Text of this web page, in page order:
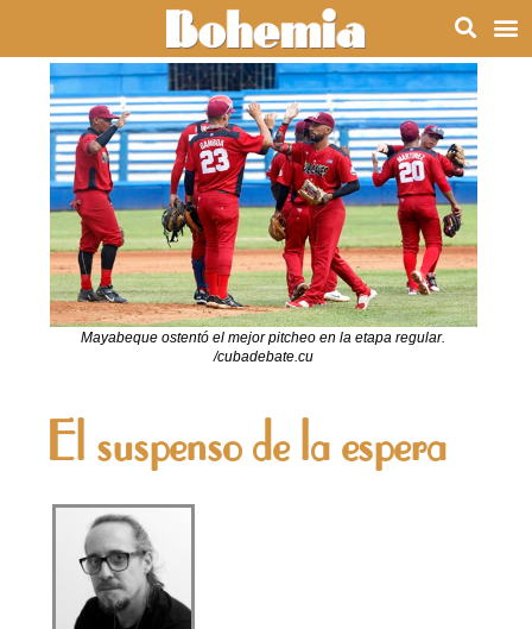
Mayabeque ostentó el mejor pitcheo en la etapa regular.
/cubadebate.cu
El suspenso de la espera